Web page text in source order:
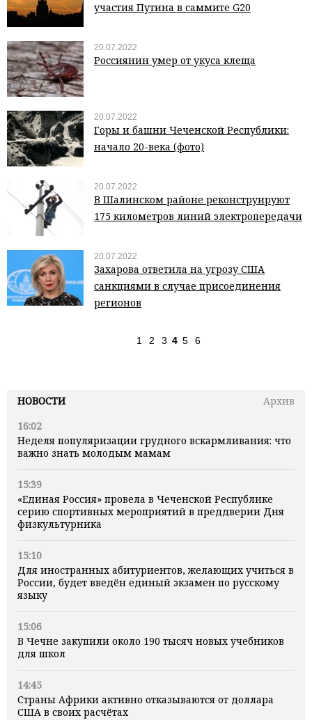
НОВОСТИ
Архив
16:02
Неделя популяризации грудного вскармливания: что
важно знать молодым мамам
15:39
«Единая Россия» провела в Чеченской Республике
серию спортивных мероприятий в преддверии Дня
физкультурника
15:10
Для иностранных абитуриентов, желающих учиться в
России, будет введён единый экзамен по русскому
языку
15:06
В Чечне закупили около 190 тысяч новых учебников
для школ
14:45
Страны Африки активно отказываются от доллара
США в своих расчётах
участия Путина в саммите G20
20.07.2022
Россиянин умер от укуса клеща
20.07.2022
Горы и башни Чеченской Республики:
начало 20-века (фото)
20.07.2022
В Шалинском районе реконструируют
175 километров линий электропередачи
20.07.2022
Захарова ответила на угрозу США
санкциями в случае присоединения
регионов
1 2 3 4 5 6